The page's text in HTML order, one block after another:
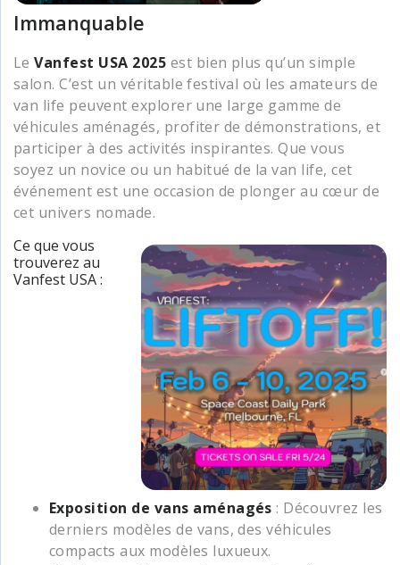
Immanquable
LeVanfest USA 2025 est bien plus qu’un simple
salon. C’est un véritable festival où les amateurs de
van life peuvent explorer une large gamme de
véhicules aménagés, profiter de démonstrations, et
participer à des activités inspirantes. Que vous
soyez un novice ou un habitué de la van life, cet
événement est une occasion de plonger au cœur de
cet univers nomade.
Ce que vous
trouverez au
Vanfest USA :
Exposition de vans aménagés : Découvrez les
derniers modèles de vans, des véhicules
compacts aux modèles luxueux.